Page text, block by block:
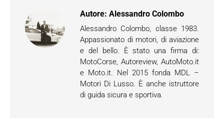
Autore: Alessandro Colombo
Alessandro Colombo, classe 1983.
Appassionato di motori, di aviazione
e del bello. È stato una firma di:
MotoCorse, Autoreview, AutoMoto.it
e Moto.it. Nel 2015 fonda MDL –
Motori Di Lusso. È anche istruttore
di guida sicura e sportiva.